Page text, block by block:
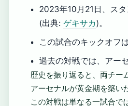
2023年10月21日、ス
(出典:ゲキサカ)。
この試合のキックオフ
過去の対戦では、アー
歴史を振り返ると、両チー
アーセナルが黄金期を築い
この対戦は単なる一試合で